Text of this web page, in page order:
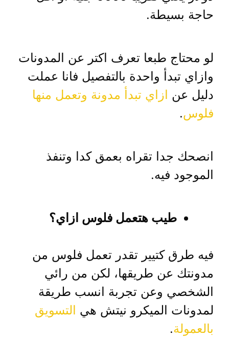
حاجة بسيطة.
لو محتاج طبعا تعرف اكتر عن المدونات
وازاي تبدأ واحدة بالتفصيل فانا عملت
دليل عن ازاي تبدأ مدونة وتعمل منها
فلوس.
انصحك جدا تقراه بعمق كدا وتنفذ
الموجود فيه.
طيب هتعمل فلوس ازاي؟
فيه طرق كتيير تقدر تعمل فلوس من
مدونتك عن طريقها، لكن من رائي
الشخصي وعن تجربة انسب طريقة
لمدونات الميكرو نيتش هي التسويق
بالعمولة.